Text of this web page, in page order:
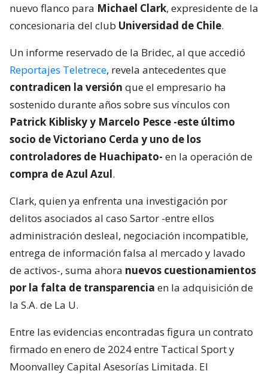
nuevo flanco para Michael Clark, expresidente de la
concesionaria del club Universidad de Chile.
Un informe reservado de la Bridec, al que accedió
Reportajes Teletrece, revela antecedentes que
contradicen la versión que el empresario ha
sostenido durante años sobre sus vínculos con
Patrick Kiblisky y Marcelo Pesce -este último
socio de Victoriano Cerda y uno de los
controladores de Huachipato- en la operación de
compra de Azul Azul.
Clark, quien ya enfrenta una investigación por
delitos asociados al caso Sartor -entre ellos
administración desleal, negociación incompatible,
entrega de información falsa al mercado y lavado
de activos-, suma ahora nuevos cuestionamientos
por la falta de transparencia en la adquisición de
la S.A. de La U.
Entre las evidencias encontradas figura un contrato
firmado en enero de 2024 entre Tactical Sport y
Moonvalley Capital Asesorías Limitada. El